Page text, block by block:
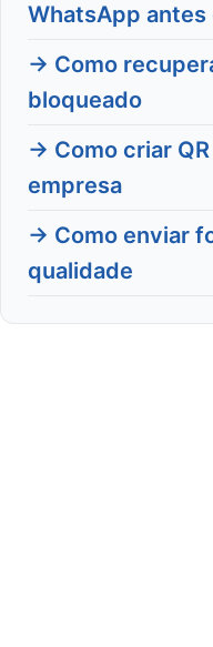
WhatsApp
→ Como
bloqueado
→ Como criar
empresa
→ Como enviar
qualidade